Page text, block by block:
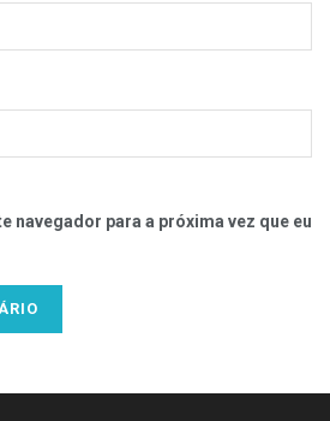
navegador para a próxima vez que eu